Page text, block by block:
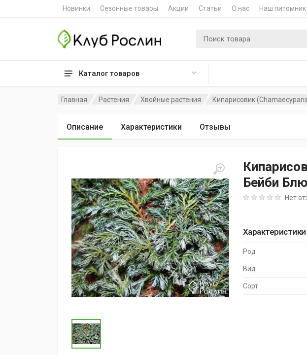
Новинки Сезонные товары Акции Статьи О нас Наш питомник
Каталог товаров
Поиск для
Главная Растения Хвойные растения Кипарисовик
Описание Характеристики Отзывы
Бейби
Rating: 0 out of 5
Нет
Характеристики
Род
Вид
Сорт